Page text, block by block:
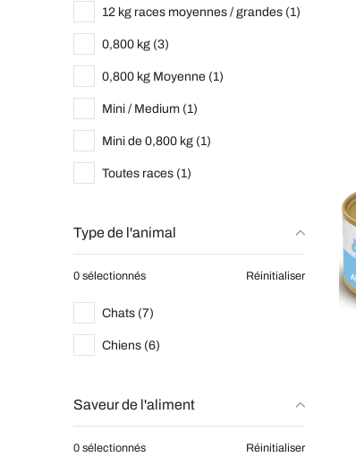
12 kg races moyennes / grandes (1)
0,800 kg (3)
0,800 kg Moyenne (1)
Mini / Medium (1)
Mini de 0,800 kg (1)
Toutes races (1)
Type de l'animal
0 sélectionnés Réinitialiser
Chats (7)
Chiens (6)
Saveur de l'aliment
0 sélectionnés Réinitialiser